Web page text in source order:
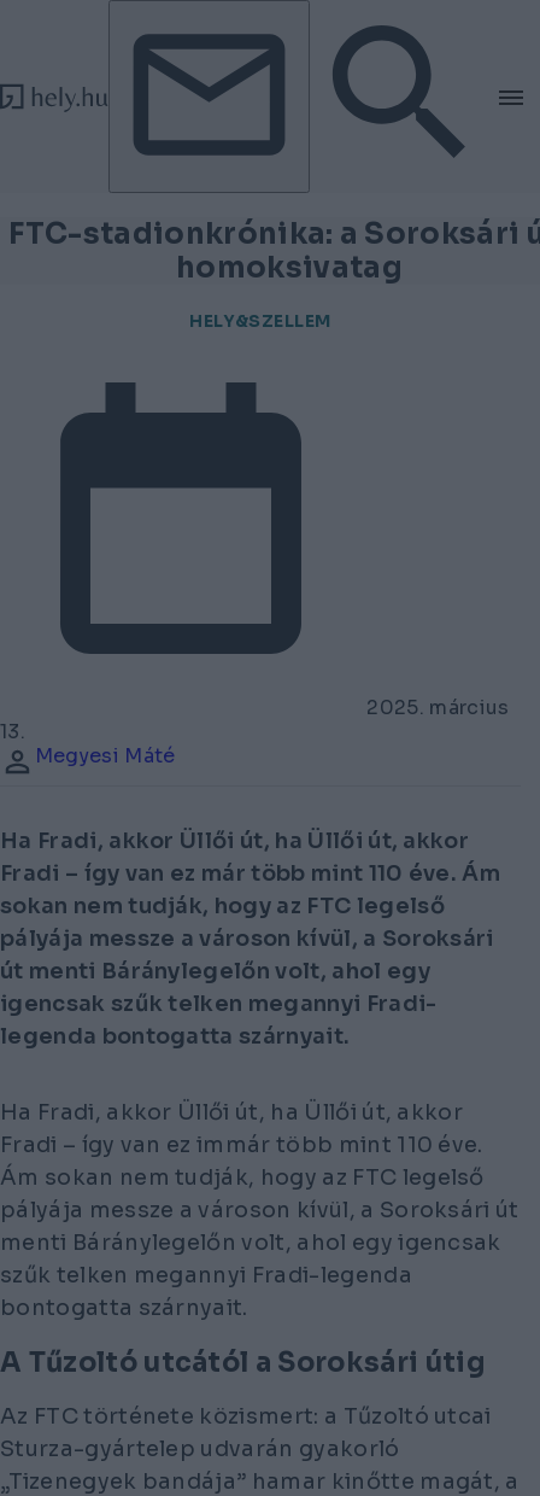
Tovább a tartalomhoz
Tovább a lábléchez
FTC-stadionkrónika: a Soroksári
homoksivatag
HELY&SZELLEM
2025. március
13.
Megyesi Máté
Ha Fradi, akkor Üllői út, ha Üllői út, akkor
Fradi – így van ez már több mint 110 éve. Ám
sokan nem tudják, hogy az FTC legelső
pályája messze a városon kívül, a Soroksári
út menti Báránylegelőn volt, ahol egy
igencsak szűk telken megannyi Fradi-
legenda bontogatta szárnyait.
Ha Fradi, akkor Üllői út, ha Üllői út, akkor
Fradi – így van ez immár több mint 110 éve.
Ám sokan nem tudják, hogy az FTC legelső
pályája messze a városon kívül, a Soroksári út
menti Báránylegelőn volt, ahol egy igencsak
szűk telken megannyi Fradi-legenda
bontogatta szárnyait.
A Tűzoltó utcától a Soroksári útig
Az FTC története közismert: a Tűzoltó utcai
Sturza-gyártelep udvarán gyakorló
„Tizenegyek bandája” hamar kinőtte magát, a